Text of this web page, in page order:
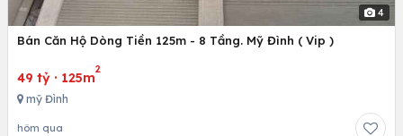
4
Bán Căn Hộ Dòng Tiền 125m - 8 Tầng. Mỹ Đình ( Vip )
49 tỷ · 125m
2
mỹ Đình
hôm qua